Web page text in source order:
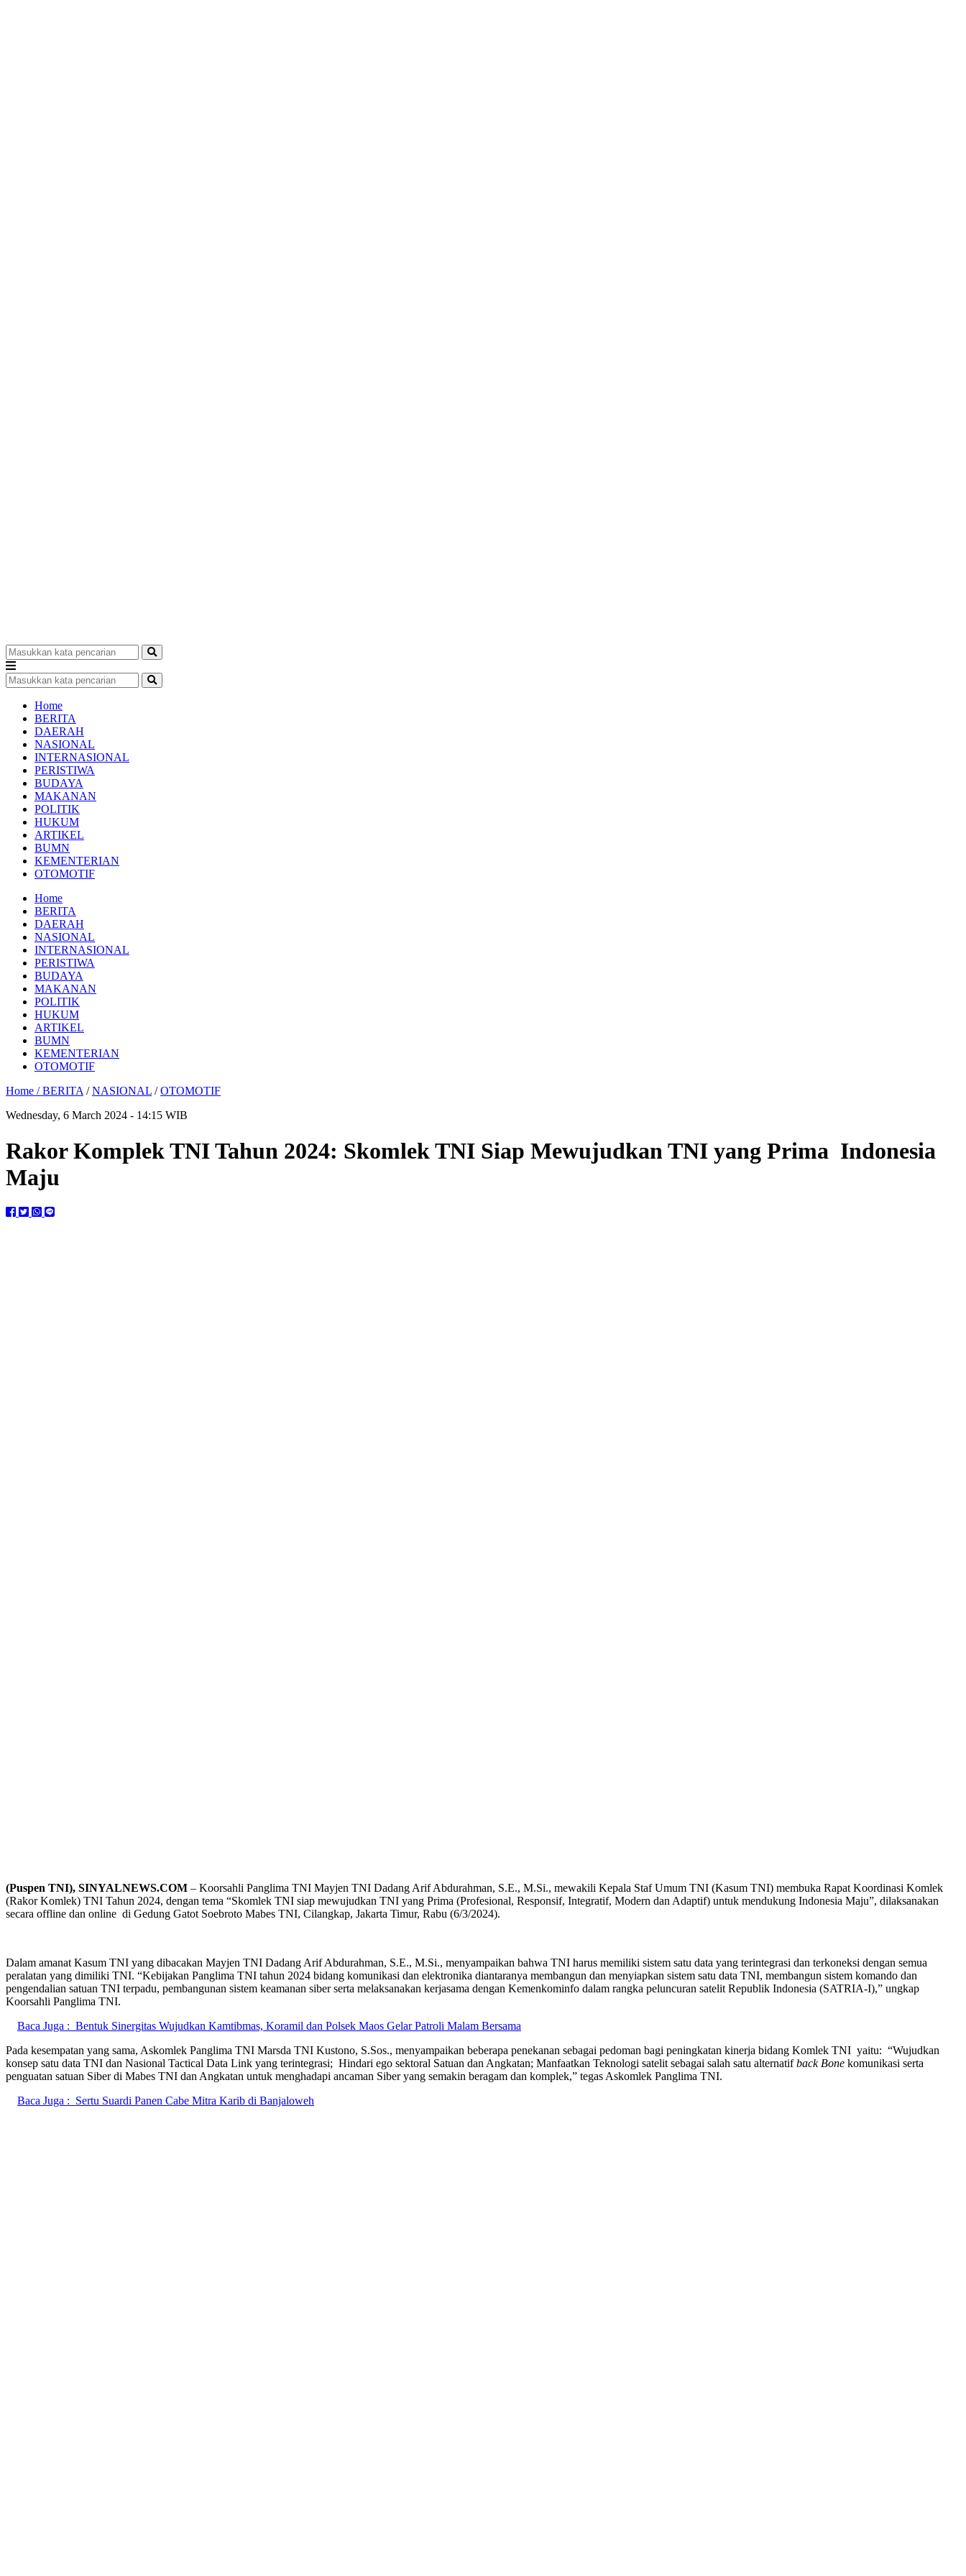
Home
BERITA
DAERAH
NASIONAL
INTERNASIONAL
PERISTIWA
BUDAYA
MAKANAN
POLITIK
HUKUM
ARTIKEL
BUMN
KEMENTERIAN
OTOMOTIF
Home
BERITA
DAERAH
NASIONAL
INTERNASIONAL
PERISTIWA
BUDAYA
MAKANAN
POLITIK
HUKUM
ARTIKEL
BUMN
KEMENTERIAN
OTOMOTIF
Home /BERITA /NASIONAL /OTOMOTIF
Wednesday, 6 March 2024 - 14:15 WIB
Rakor Komplek TNI Tahun 2024: Skomlek TNI Siap Mewujudkan TNI yang Prima Indonesia
Maju
(Puspen TNI), SINYALNEWS.COM – Koorsahli Panglima TNI Mayjen TNI Dadang Arif Abdurahman, S.E., M.Si., mewakili Kepala Staf Umum TNI (Kasum TNI) membuka Rapat Koordinasi Komlek
(Rakor Komlek) TNI Tahun 2024, dengan tema “Skomlek TNI siap mewujudkan TNI yang Prima (Profesional, Responsif, Integratif, Modern dan Adaptif) untuk mendukung Indonesia Maju”, dilaksanakan
secara offline dan online di Gedung Gatot Soebroto Mabes TNI, Cilangkap, Jakarta Timur, Rabu (6/3/2024).
Dalam amanat Kasum TNI yang dibacakan Mayjen TNI Dadang Arif Abdurahman, S.E., M.Si., menyampaikan bahwa TNI harus memiliki sistem satu data yang terintegrasi dan terkoneksi dengan semua
peralatan yang dimiliki TNI. “Kebijakan Panglima TNI tahun 2024 bidang komunikasi dan elektronika diantaranya membangun dan menyiapkan sistem satu data TNI, membangun sistem komando dan
pengendalian satuan TNI terpadu, pembangunan sistem keamanan siber serta melaksanakan kerjasama dengan Kemenkominfo dalam rangka peluncuran satelit Republik Indonesia (SATRIA-I),” ungkap
Koorsahli Panglima TNI.
Baca Juga : Bentuk Sinergitas Wujudkan Kamtibmas, Koramil dan Polsek Maos Gelar Patroli Malam Bersama
Pada kesempatan yang sama, Askomlek Panglima TNI Marsda TNI Kustono, S.Sos., menyampaikan beberapa penekanan sebagai pedoman bagi peningkatan kinerja bidang Komlek TNI yaitu: “Wujudkan
konsep satu data TNI dan Nasional Tactical Data Link yang terintegrasi; Hindari ego sektoral Satuan dan Angkatan; Manfaatkan Teknologi satelit sebagai salah satu alternatifback Bone komunikasi serta
penguatan satuan Siber di Mabes TNI dan Angkatan untuk menghadapi ancaman Siber yang semakin beragam dan komplek,” tegas Askomlek Panglima TNI.
Baca Juga : Sertu Suardi Panen Cabe Mitra Karib di Banjaloweh